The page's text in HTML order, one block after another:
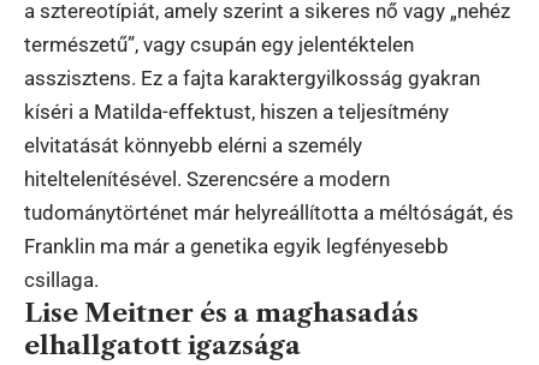
a sztereotípiát, amely szerint a sikeres nő vagy „nehéz
természetű”, vagy csupán egy jelentéktelen
asszisztens. Ez a fajta karaktergyilkosság gyakran
kíséri a Matilda-effektust, hiszen a teljesítmény
elvitatását könnyebb elérni a személy
hiteltelenítésével. Szerencsére a modern
tudománytörténet már helyreállította a méltóságát, és
Franklin ma már a genetika egyik legfényesebb
csillaga.
Lise Meitner és a maghasadás
elhallgatott igazsága